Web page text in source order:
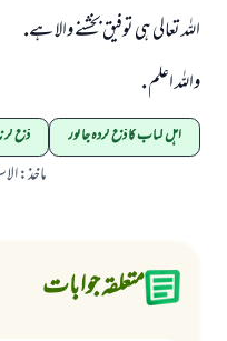
اللہ تعالى ہى توفيق بخشنے والا ہے.
واللہ اعلم .
اہل کتاب کا ذبح کردہ جانور ذبح
ماخذ:
متعلقہ جوابات